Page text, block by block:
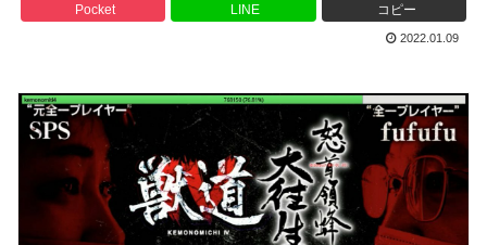
Pocket LINE コピー
2022.01.09